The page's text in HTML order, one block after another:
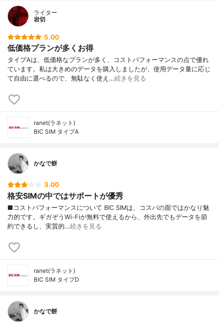
ライター
岩切
5.00
低価格プランが多くお得
タイプAは、低価格なプランが多く、コストパフォーマンスの点で優れ
ています。私は大きめのデータを購入しましたが、使用データ量に応じ
て自由に選べるので、無駄なく使え…続きを見る
ranet(ラネット)
BIC SIM タイプA
かなで餅
3.00
格安SIMの中ではサポートが優秀
■コストパフォーマンスについて BIC SIMは、コスパの面ではかなり魅
力的です。ギガぞうWi-Fiが無料で使えるから、外出先でもデータを節
約できるし、実質的…続きを見る
ranet(ラネット)
BIC SIM タイプD
かなで餅